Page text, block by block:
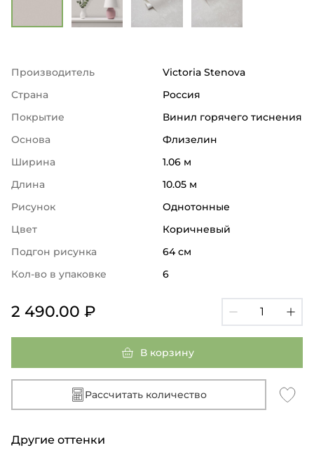
Производитель
Victoria Stenova
Страна
Россия
Покрытие
Винил горячего тиснения
Основа
Флизелин
Ширина
1.06 м
Длина
10.05 м
Рисунок
Однотонные
Цвет
Коричневый
Подгон рисунка
64 см
Кол-во в упаковке
6
2 490.00 ₽
В корзину
Рассчитать количество
Другие оттенки